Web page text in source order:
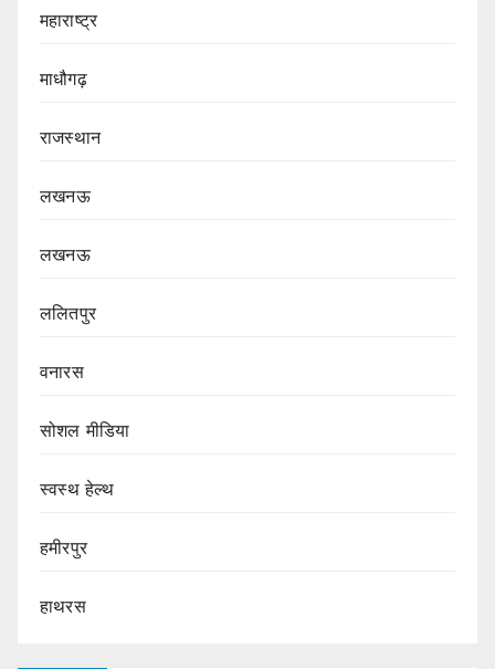
महाराष्ट्र
माधौगढ़
राजस्थान
लखनऊ
लखनऊ
ललितपुर
वनारस
सोशल मीडिया
स्वस्थ हेल्थ
हमीरपुर
हाथरस